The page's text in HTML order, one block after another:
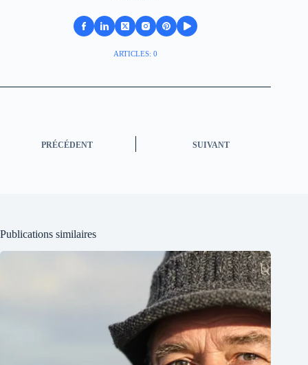
ARTICLES: 0
PRÉCÉDENT SUIVANT
Publications similaires